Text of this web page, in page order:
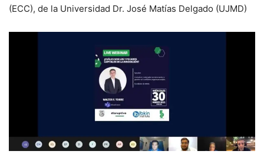
(ECC), de la Universidad Dr. José Matías Delgado (UJMD)